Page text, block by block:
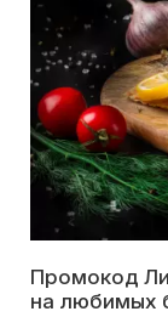
Промокод
на любимых